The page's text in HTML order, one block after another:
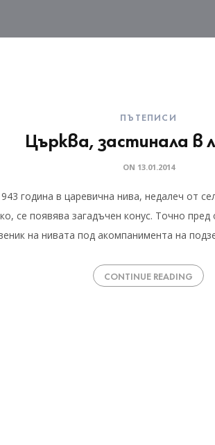
ПЪТЕПИСИ
Църква, застинала в
ON 13.01.2014
година в царевична нива, недалеч от
се появява загадъчен конус. Точно пред
на нивата под акомпанимента на
CONTINUE READING